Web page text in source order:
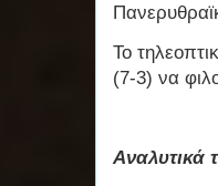
Το
(7-3) να
Αναλυτικά